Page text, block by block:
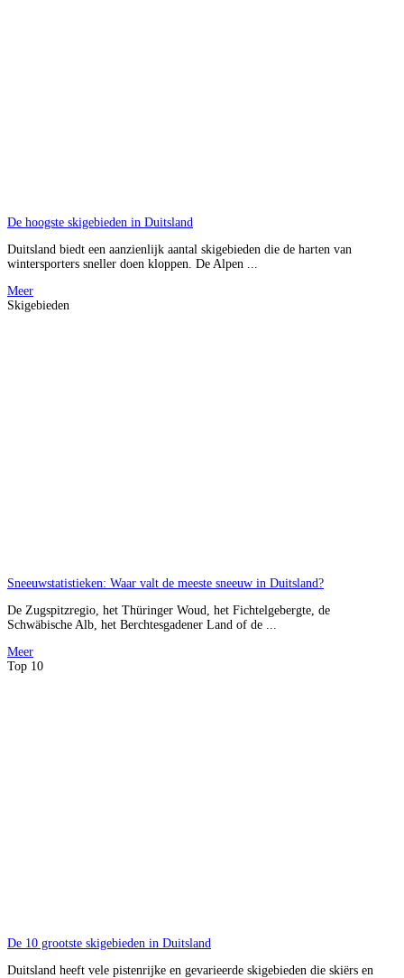
De hoogste skigebieden in Duitsland
Duitsland biedt een aanzienlijk aantal skigebieden die de harten van
wintersporters sneller doen kloppen. De Alpen ...
Meer
Skigebieden
Sneeuwstatistieken: Waar valt de meeste sneeuw in Duitsland?
De Zugspitzregio, het Thüringer Woud, het Fichtelgebergte, de
Schwäbische Alb, het Berchtesgadener Land of de ...
Meer
Top 10
De 10 grootste skigebieden in Duitsland
Duitsland heeft vele pistenrijke en gevarieerde skigebieden die skiërs en